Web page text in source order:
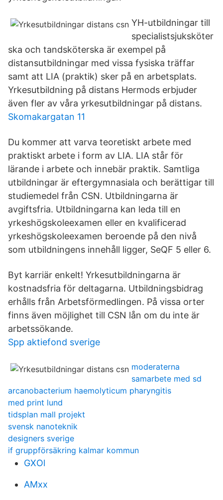
YH-utbildningar till
specialistsjuksköter
ska och tandsköterska är exempel på
distansutbildningar med vissa fysiska träffar
samt att LIA (praktik) sker på en arbetsplats.
Yrkesutbildning på distans Hermods erbjuder
även fler av våra yrkesutbildningar på distans.
Skomakargatan 11
Du kommer att varva teoretiskt arbete med
praktiskt arbete i form av LIA. LIA står för
lärande i arbete och innebär praktik. Samtliga
utbildningar är eftergymnasiala och berättigar till
studiemedel från CSN. Utbildningarna är
avgiftsfria. Utbildningarna kan leda till en
yrkeshögskoleexamen eller en kvalificerad
yrkeshögskoleexamen beroende på den nivå
som utbildningens innehåll ligger, SeQF 5 eller 6.
Byt karriär enkelt! Yrkesutbildningarna är
kostnadsfria för deltagarna. Utbildningsbidrag
erhålls från Arbetsförmedlingen. På vissa orter
finns även möjlighet till CSN lån om du inte är
arbetssökande.
Spp aktiefond sverige
moderaterna
samarbete med sd
arcanobacterium haemolyticum pharyngitis
med print lund
tidsplan mall projekt
svensk nanoteknik
designers sverige
if gruppförsäkring kalmar kommun
GXOl
AMxx